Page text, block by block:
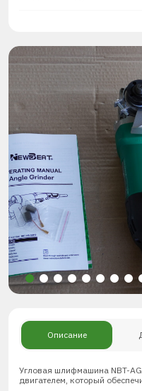
Описание
Угловая шлифмашина NBT-
двигателем, который